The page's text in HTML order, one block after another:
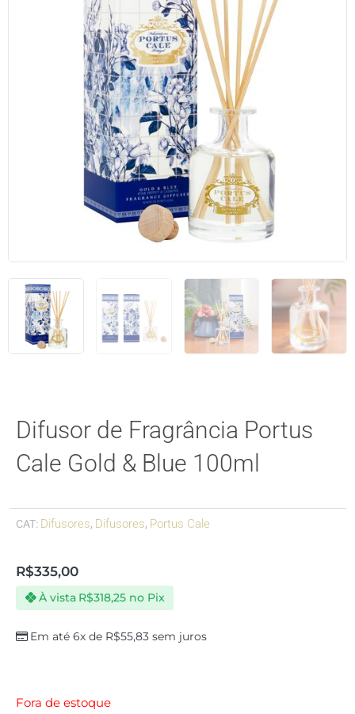
Difusor de Fragrância Portus
Cale Gold & Blue 100ml
CAT: Difusores, Difusores, Portus Cale
R$335,00
Em até 6x de R$55,83 sem juros
À vista R$318,25 no Pix
Fora de estoque